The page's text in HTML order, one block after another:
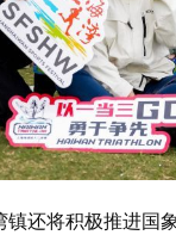
镇还将积极推进国